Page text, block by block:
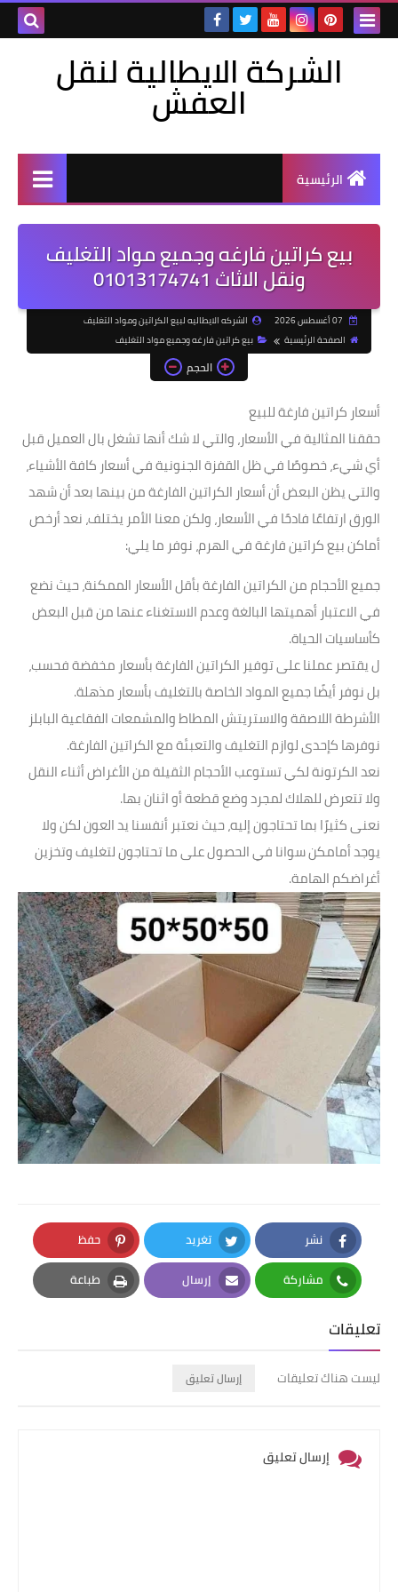
الشركة الايطالية لنقل
العفش
الرئيسية
بيع كراتين فارغه وجميع مواد التغليف
ونقل الاثاث 01013174741
الشركه الايطاليه لبيع الكراتين ومواد التغليف
الصفحة الرئيسية
بيع كراتين فارغه وجميع مواد التغليف
الحجم
أسعار كراتين فارغة للبيع
حققنا المثالية في الأسعار، والتي لا شك أنها تشغل بال العميل قبل
أي شيء، خصوصًا في ظل القفزة الجنونية في أسعار كافة الأشياء،
والتي يظن البعض أن أسعار الكراتين الفارغة من بينها بعد أن شهد
الورق ارتفاعًا فادحًا في الأسعار، ولكن معنا الأمر يختلف، نعد أرخص
أماكن بيع كراتين فارغة في الهرم، نوفر ما يلي:
جميع الأحجام من الكراتين الفارغة بأقل الأسعار الممكنة، حيث نضع
في الاعتبار أهميتها البالغة وعدم الاستغناء عنها من قبل البعض
كأساسيات الحياة.
ل يقتصر عملنا على توفير الكراتين الفارغة بأسعار مخفضة فحسب،
بل نوفر أيضًا جميع المواد الخاصة بالتغليف بأسعار مذهلة.
الأشرطة اللاصقة والاستريتش المطاط والمشمعات الفقاعية البابلز
نوفرها كإحدى لوازم التغليف والتعبئة مع الكراتين الفارغة.
نعد الكرتونة لكي تستوعب الأحجام الثقيلة من الأغراض أثناء النقل
ولا تتعرض للهلاك لمجرد وضع قطعة أو اثنان بها.
نعنى كثيرًا بما تحتاجون إليه، حيث نعتبر أنفسنا يد العون لكن ولا
يوجد أمامكن سوانا في الحصول على ما تحتاجون لتغليف وتخزين
أغراضكم الهامة.
نشر
Facebook
تغريد
Twitter
حفظ
Pinterest
مشاركة
Whatsapp
إرسال
Email
طباعة
Print
تعليقات
ليست هناك تعليقات إرسال تعليق
إرسال تعليق